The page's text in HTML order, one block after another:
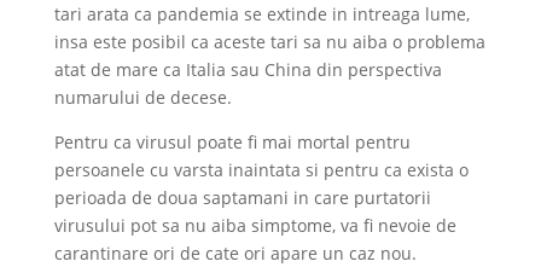
tari arata ca pandemia se extinde in intreaga lume,
insa este posibil ca aceste tari sa nu aiba o problema
atat de mare ca Italia sau China din perspectiva
numarului de decese.
Pentru ca virusul poate fi mai mortal pentru
persoanele cu varsta inaintata si pentru ca exista o
perioada de doua saptamani in care purtatorii
virusului pot sa nu aiba simptome, va fi nevoie de
carantinare ori de cate ori apare un caz nou.